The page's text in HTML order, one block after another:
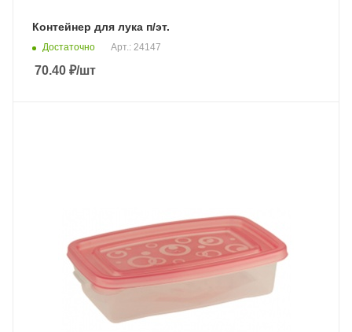
Контейнер для лука п/эт.
Достаточно Арт.: 24147
70.40 ₽/шт